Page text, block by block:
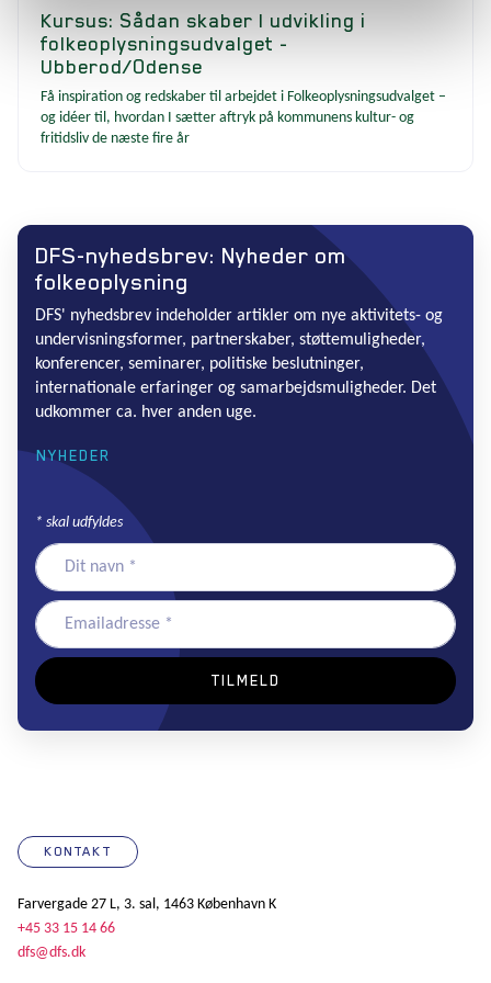
Kursus: Sådan skaber I udvikling i
folkeoplysningsudvalget -
Ubberod/Odense
Få inspiration og redskaber til arbejdet i Folkeoplysningsudvalget –
og idéer til, hvordan I sætter aftryk på kommunens kultur- og
fritidsliv de næste fire år
DFS-nyhedsbrev: Nyheder om
folkeoplysning
DFS' nyhedsbrev indeholder artikler om nye aktivitets- og
undervisningsformer, partnerskaber, støttemuligheder,
konferencer, seminarer, politiske beslutninger,
internationale erfaringer og samarbejdsmuligheder. Det
udkommer ca. hver anden uge.
NYHEDER
* skal udfyldes
KONTAKT
Farvergade 27 L, 3. sal, 1463 København K
+45 33 15 14 66
dfs@dfs.dk